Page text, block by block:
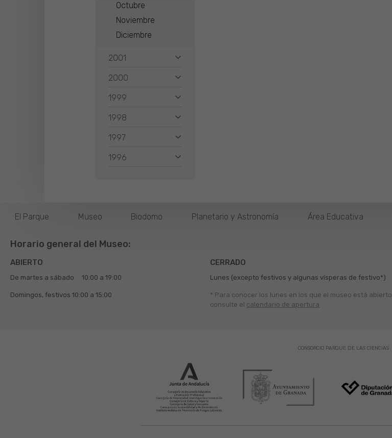
Octubre
Noviembre
Diciembre
2001
2000
1999
1998
1997
1996
El Parque Museo Biodomo Planetario y Astronomía Área Educativa
Horario general del Museo:
ABIERTO
De martes a sábado 10:00 a 19:00
Domingos, festivos 10:00 a 15:00
CERRADO
Lunes (excepto festivos y algunas vísperas de festivo*)
* Para conocer los lunes en los que el museo está abierto
consulte el calendario de apertura
CONSORCIO PARQUE DE LAS CIENCIAS